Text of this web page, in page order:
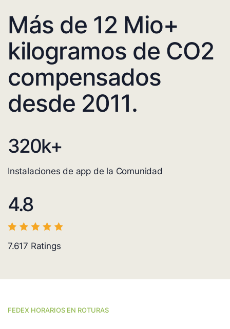
Más de 12 Mio+
kilogramos de CO2
compensados
desde 2011.
320k+
Instalaciones de app de la Comunidad
4.8
7.617 Ratings
FEDEX HORARIOS EN ROTURAS